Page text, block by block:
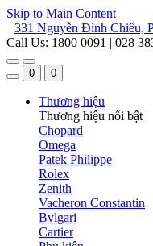
Skip to Main Content
331 Nguyễn Đình Chiểu,
Call Us: 1800 0091 | 028
0 0
Thương hiệu
Thương hiệu nổi bật
Chopard
Omega
Patek Philippe
Rolex
Zenith
Vacheron Constantin
Bvlgari
Cartier